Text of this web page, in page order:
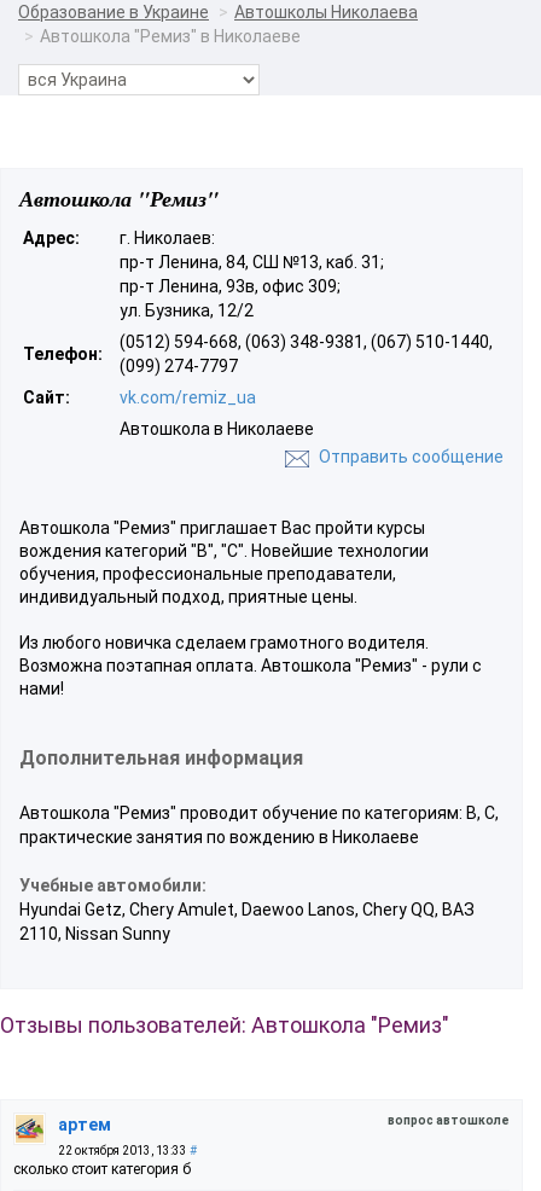
Образование в Украине
Автошколы Николаева
Автошкола "Ремиз" в Николаеве
Автошкола "Ремиз"
Адрес:
г. Николаев:
пр-т Ленина, 84, СШ №13, каб. 31;
пр-т Ленина, 93в, офис 309;
ул. Бузника, 12/2
Телефон:
(0512) 594-668, (063) 348-9381, (067) 510-1440,
(099) 274-7797
Сайт:
vk.com/remiz_ua
Автошкола в Николаеве
Отправить сообщение
Автошкола "Ремиз" приглашает Вас пройти курсы
вождения категорий "B", "С". Новейшие технологии
обучения, профессиональные преподаватели,
индивидуальный подход, приятные цены.
Из любого новичка сделаем грамотного водителя.
Возможна поэтапная оплата. Автошкола "Ремиз" - рули с
нами!
Дополнительная информация
Автошкола "Ремиз" проводит обучение по категориям: B, С,
практические занятия по вождению в Николаеве
Учебные автомобили:
Hyundai Getz, Chery Amulet, Daewoo Lanos, Chery QQ, ВАЗ
2110, Nissan Sunny
Отзывы пользователей: Автошкола "Ремиз"
вопрос автошколе
артем
22 октября 2013, 13:33 #
сколько стоит категория б